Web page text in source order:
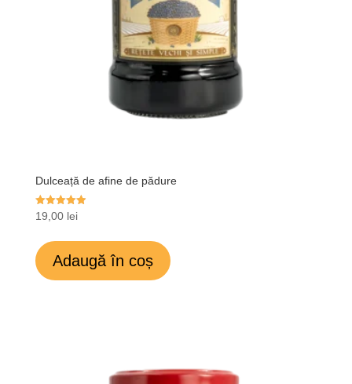
Dulceață de afine de pădure
Evaluat la
4.95
19,00 lei
Adaugă în coș